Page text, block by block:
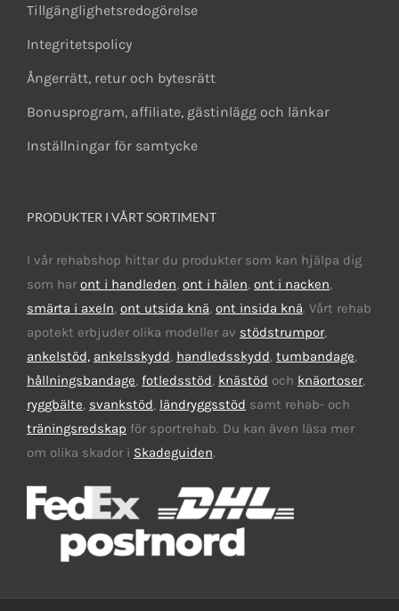
Tillgänglighetsredogörelse
Integritetspolicy
Ångerrätt, retur och bytesrätt
Bonusprogram, affiliate, gästinlägg och länkar
Inställningar för samtycke
PRODUKTER I VÅRT SORTIMENT
I vår rehabshop hittar du produkter som kan hjälpa dig
som haront i handleden, ont i hälen, ont i nacken,
smärta i axeln, ont utsida knä, ont insida knä. Vårt rehab
apotekt erbjuder olika modeller av stödstrumpor,
ankelstöd, ankelsskydd, handledsskydd, tumbandage,
hållningsbandage, fotledsstöd, knästöd och knäortoser,
ryggbälte, svankstöd, ländryggsstöd samt rehab- och
träningsredskap för sportrehab. Du kan även läsa mer
om olika skador i Skadeguiden.